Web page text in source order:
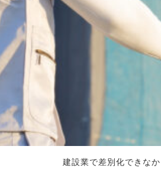
建設業で差別化できな